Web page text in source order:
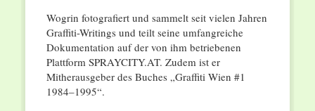
Wogrin fotografiert und sammelt seit vielen Jahren
Graffiti-Writings und teilt seine umfangreiche
Dokumentation auf der von ihm betriebenen
Plattform SPRAYCITY.AT. Zudem ist er
Mitherausgeber des Buches „Graffiti Wien #1
1984–1995“.